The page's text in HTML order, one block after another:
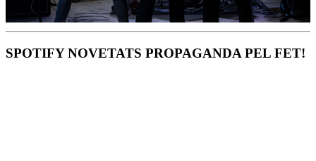
SPOTIFY NOVETATS PROPAGANDA PEL FET!